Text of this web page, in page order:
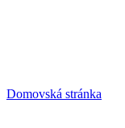
Domovská stránka